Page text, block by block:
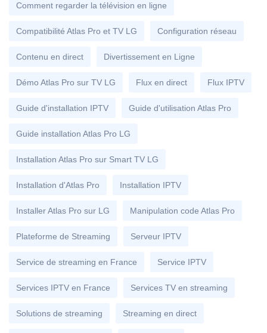
Comment regarder la télévision en ligne
Compatibilité Atlas Pro et TV LG Configuration réseau
Contenu en direct Divertissement en Ligne
Démo Atlas Pro sur TV LG Flux en direct Flux IPTV
Guide d'installation IPTV Guide d'utilisation Atlas Pro
Guide installation Atlas Pro LG
Installation Atlas Pro sur Smart TV LG
Installation d'Atlas Pro Installation IPTV
Installer Atlas Pro sur LG Manipulation code Atlas Pro
Plateforme de Streaming Serveur IPTV
Service de streaming en France Service IPTV
Services IPTV en France Services TV en streaming
Solutions de streaming Streaming en direct